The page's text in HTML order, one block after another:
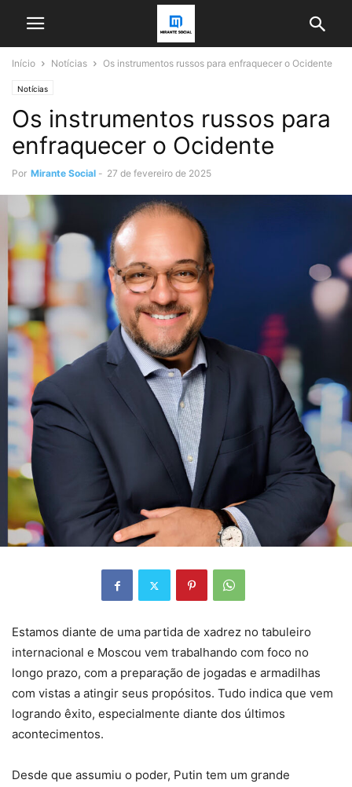
Início Notícias Os instrumentos russos para enfraquecer o Ocidente
Notícias
Os instrumentos russos para
enfraquecer o Ocidente
Por Mirante Social - 27 de fevereiro de 2025
Estamos diante de uma partida de xadrez no tabuleiro
internacional e Moscou vem trabalhando com foco no
longo prazo, com a preparação de jogadas e armadilhas
com vistas a atingir seus propósitos. Tudo indica que vem
logrando êxito, especialmente diante dos últimos
acontecimentos.
Desde que assumiu o poder, Putin tem um grande